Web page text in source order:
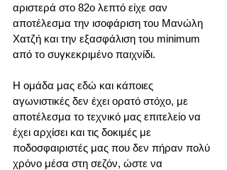
αριστερά στο 82ο λεπτό είχε σαν
αποτέλεσμα την ισοφάριση του Μανώλη
Χατζή και την εξασφάλιση του minimum
από το συγκεκριμένο παιχνίδι.
Η ομάδα μας εδώ και κάποιες
αγωνιστικές δεν έχει ορατό στόχο, με
αποτέλεσμα το τεχνικό μας επιτελείο να
έχει αρχίσει και τις δοκιμές με
ποδοσφαιριστές μας που δεν πήραν πολύ
χρόνο μέσα στη σεζόν, ώστε να